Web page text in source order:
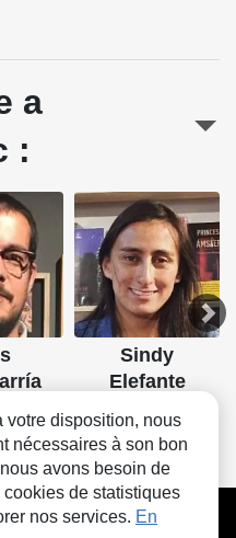
a
:
Sindy
Elefante
Cookies
votre disposition, nous
nécessaires à son bon
avons besoin de
de statistiques
nos services. En